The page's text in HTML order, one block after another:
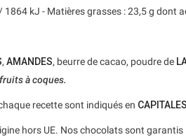
1864 kJ - Matières grasses : 23,5 g dont
, AMANDES, beurre de cacao, poudre de
à coques.
recette sont indiqués en CAPITALES
hors UE. Nos chocolats sont garantis